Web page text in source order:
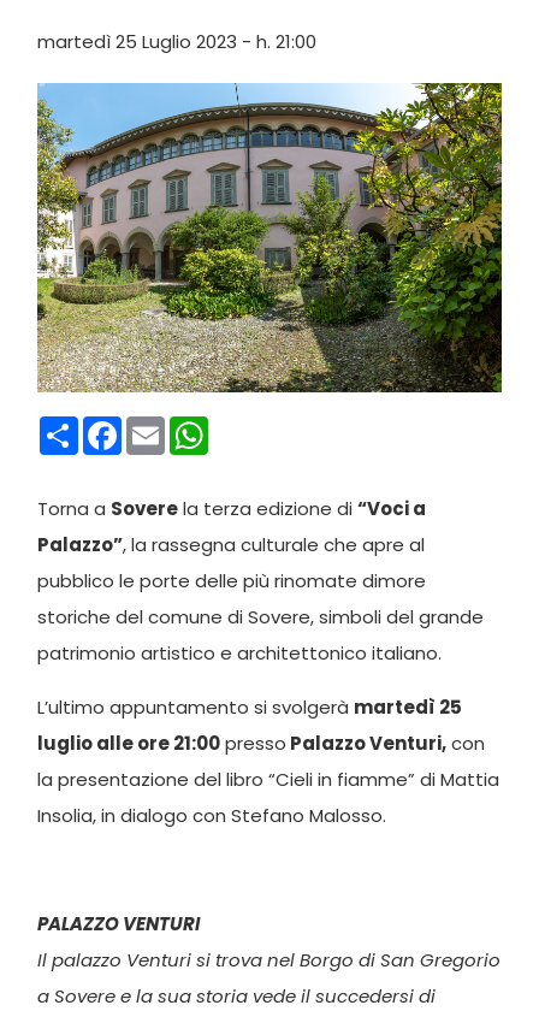
martedì 25 Luglio 2023 - h. 21:00
CondividiFacebook
Email
Torna a Soverela terza edizione di“Voci a
Palazzo”, la rassegna culturale che apre al
pubblico le porte delle più rinomate dimore
storiche del comune di Sovere, simboli del grande
patrimonio artistico e architettonico italiano.
L’ultimo appuntamento si svolgerà martedì 25
luglio alle ore 21:00presso Palazzo Venturi,con
la presentazione del libro “Cieli in fiamme” di Mattia
Insolia, in dialogo con Stefano Malosso.
PALAZZO VENTURI
Il palazzo Venturi si trova nel Borgo di San Gregorio
a Sovere e la sua storia vede il succedersi di